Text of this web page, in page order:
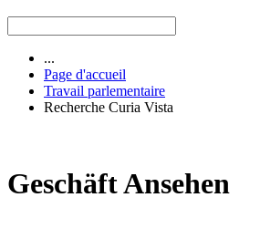
...
Page d'accueil
Travail parlementaire
Recherche Curia Vista
Geschäft Ansehen